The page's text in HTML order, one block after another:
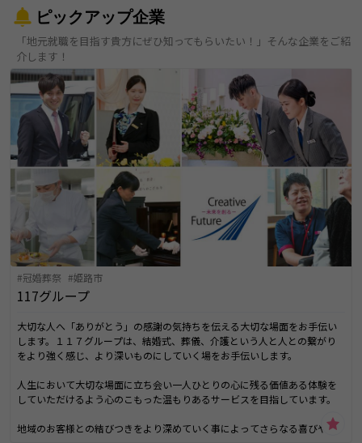
ピックアップ企業
「地元就職を目指す貴方にぜひ知ってもらいたい！」そんな企業をご紹
介します！
冠婚葬祭 姫路市
117グループ
大切な人へ「ありがとう」の感謝の気持ちを伝える大切な場面をお手伝い
します。１１７グループは、結婚式、葬儀、介護という人と人との繋がり
をより強く感じ、より深いものにしていく場をお手伝いします。
人生において大切な場面に立ち会い一人ひとりの心に残る価値ある体験を
していただけるよう心のこもった温もりあるサービスを目指しています。
地域のお客様との結びつきをより深めていく事によってさらなる喜びや幸